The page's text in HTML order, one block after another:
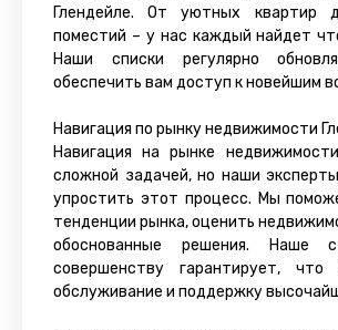
Глендейле. От уютных квартир
поместий – у нас каждый найдет
Наши списки регулярно
обеспечить вам доступ к новейшим
Навигация по рынку недвижимости
Навигация на рынке
сложной задачей, но наши
упростить этот процесс. Мы
тенденции рынка, оценить
обоснованные решения. Наше
совершенству гарантирует,
обслуживание и поддержку